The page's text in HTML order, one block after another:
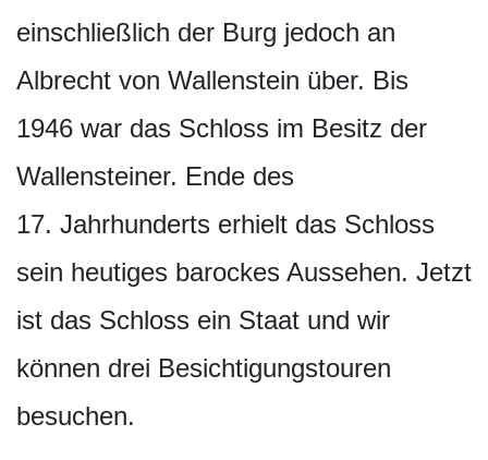
einschließlich der Burg jedoch an
Albrecht von Wallenstein über. Bis
1946 war das Schloss im Besitz der
Wallensteiner. Ende des
17. Jahrhunderts erhielt das Schloss
sein heutiges barockes Aussehen. Jetzt
ist das Schloss ein Staat und wir
können drei Besichtigungstouren
besuchen.